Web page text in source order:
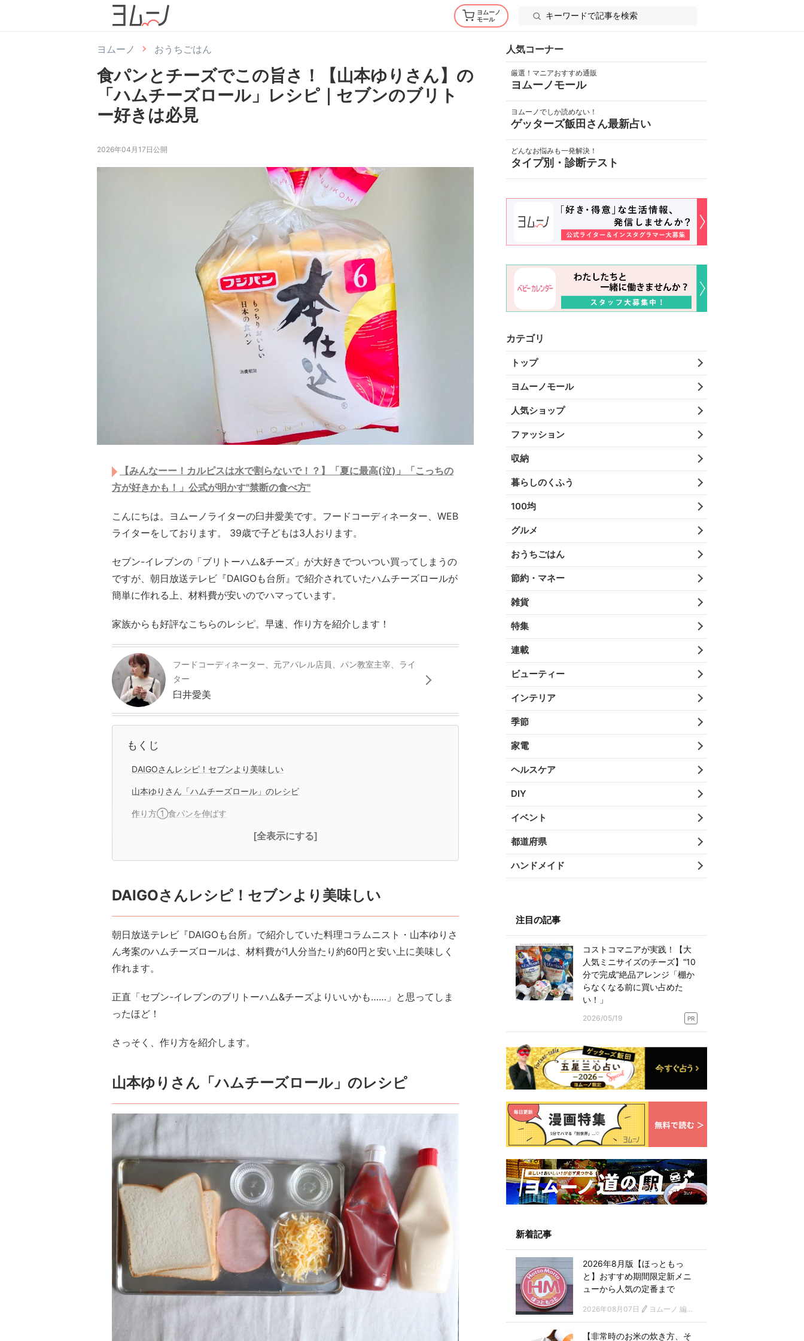
ヨムーノ
モール
ヨムーノ おうちごはん
食パンとチーズでこの旨さ！【山本ゆりさん】の
「ハムチーズロール」レシピ｜セブンのブリト
ー好きは必見
2026年04月17日公開
【みんなーー！カルピスは水で割らないで！？】「夏に最高(泣)」「こっちの
方が好きかも！」公式が明かす"禁断の食べ方"
こんにちは。ヨムーノライターの臼井愛美です。フードコーディネーター、WEB
ライターをしております。 39歳で子どもは3人おります。
セブン-イレブンの「ブリトーハム&チーズ」が大好きでついつい買ってしまうの
ですが、朝日放送テレビ『DAIGOも台所』で紹介されていたハムチーズロールが
簡単に作れる上、材料費が安いのでハマっています。
家族からも好評なこちらのレシピ。早速、作り方を紹介します！
フードコーディネーター、元アパレル店員、パン教室主宰、ライ
ター
臼井愛美
もくじ
DAIGOさんレシピ！セブンより美味しい
山本ゆりさん「ハムチーズロール」のレシピ
作り方①食パンを伸ばす
[全表示にする]
DAIGOさんレシピ！セブンより美味しい
朝日放送テレビ『DAIGOも台所』で紹介していた料理コラムニスト・山本ゆりさ
ん考案のハムチーズロールは、材料費が1人分当たり約60円と安い上に美味しく
作れます。
正直「セブン-イレブンのブリトーハム&チーズよりいいかも……」と思ってしま
ったほど！
さっそく、作り方を紹介します。
山本ゆりさん「ハムチーズロール」のレシピ
人気コーナー
厳選！マニアおすすめ通販
ヨムーノモール
ヨムーノでしか読めない！
ゲッターズ飯田さん最新占い
どんなお悩みも一発解決！
タイプ別・診断テスト
カテゴリ
トップ
ヨムーノモール
人気ショップ
ファッション
収納
暮らしのくふう
100均
グルメ
おうちごはん
節約・マネー
雑貨
特集
連載
ビューティー
インテリア
季節
家電
ヘルスケア
DIY
イベント
都道府県
ハンドメイド
注目の記事
コストコマニアが実践！【大
人気ミニサイズのチーズ】“10
分で完成”絶品アレンジ「棚か
らなくなる前に買い占めた
い！」
2026/05/19 PR
新着記事
2026年8月版【ほっともっ
と】おすすめ期間限定新メニ
ューから人気の定番まで
2026年08月07日 ヨムーノ 編集部
【非常時のお米の炊き方、そ